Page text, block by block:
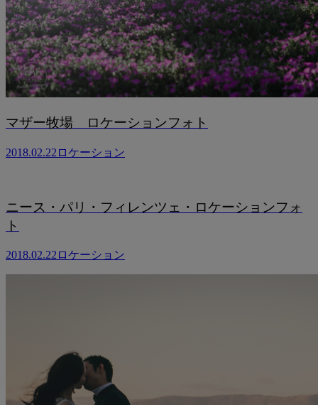
マザー牧場 ロケーションフォト
2018.02.22 ロケーション
ニース・パリ・フィレンツェ・ロケーションフォ
ト
2018.02.22 ロケーション